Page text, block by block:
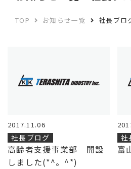
TOP お知らせ一覧 社長ブロ
2017.11.06
社長ブログ
高齢者支援事業部 開設
しました(*^。^*)
社
富